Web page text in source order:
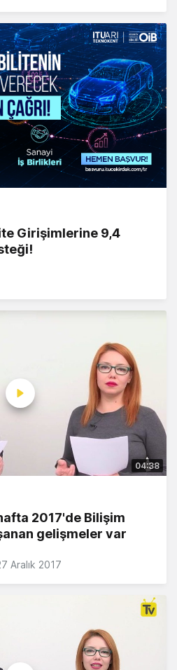
Girişimlerine 9,4
2017'de Bilişim
gelişmeler var
04:38
Aralık 2017